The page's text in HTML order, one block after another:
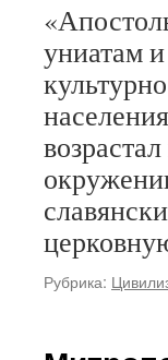
униатам
Рубрика: